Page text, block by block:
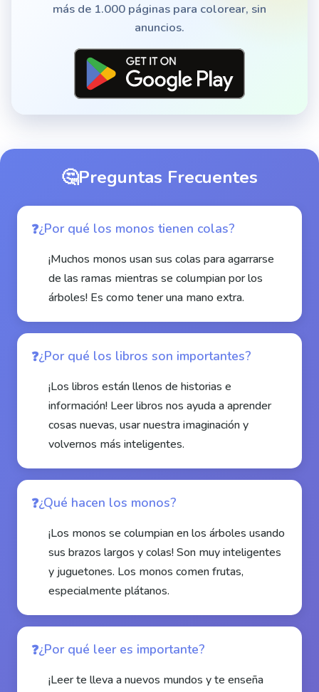
más de 1.000 páginas para colorear, sin
anuncios.
🤔Preguntas Frecuentes
¿Por qué los monos tienen colas?
¡Muchos monos usan sus colas para agarrarse
de las ramas mientras se columpian por los
árboles! Es como tener una mano extra.
¿Por qué los libros son importantes?
¡Los libros están llenos de historias e
información! Leer libros nos ayuda a aprender
cosas nuevas, usar nuestra imaginación y
volvernos más inteligentes.
¿Qué hacen los monos?
¡Los monos se columpian en los árboles usando
sus brazos largos y colas! Son muy inteligentes
y juguetones. Los monos comen frutas,
especialmente plátanos.
¿Por qué leer es importante?
¡Leer te lleva a nuevos mundos y te enseña